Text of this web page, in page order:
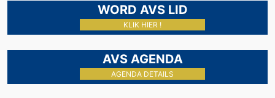
WORD AVS LID
KLIK HIER !
AVS AGENDA
AGENDA DETAILS